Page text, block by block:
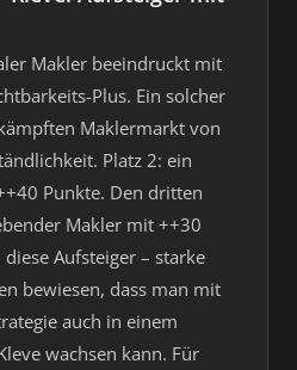
Makler beeindruckt mit
Plus. Ein solcher
Maklermarkt von
Platz 2: ein
Punkte. Den dritten
Makler mit ++30
Aufsteiger – starke
bewiesen, dass man mit
auch in einem
wachsen kann. Für